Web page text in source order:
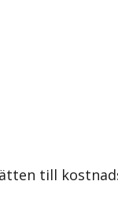
till